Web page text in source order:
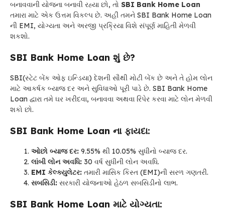
બનાવવાની યોજના બનાવી રહ્યા છો, તો SBI Bank Home Loan
તમારા માટે એક ઉત્તમ વિકલ્પ છે. અહીં તમને SBI Bank Home Loan
ની EMI, યોગ્યતા અને અરજી પ્રક્રિયા વિશે સંપૂર્ણ માહિતી મેળવી
શકશો.
SBI Bank Home Loan શું છે?
SBI(સ્ટેટ બેંક ઓફ ઇન્ડિયા) દેશની સૌથી મોટી બેંક છે અને તે હોમ લોન
માટે આકર્ષક બ્યાજ દર અને સુવિધાઓ પૂરી પાડે છે. SBI Bank Home
Loan દ્વારા તમે ઘર ખરીદવા, બનાવવા અથવા રિપેર કરવા માટે લોન મેળવી
શકો છો.
SBI Bank Home Loan ના ફાયદા:
ઓછો બ્યાજ દર: 9.55% થી 10.05% સુધીનો બ્યાજ દર.
લાંબી લોન અવધિ: 30 વર્ષ સુધીની લોન અવધિ.
EMI કેલ્ક્યુલેટર: તમારી માસિક કિસ્ત (EMI)ની સરળ ગણતરી.
સબસિડી: સરકારી યોજનાઓ હેઠળ સબસિડીનો લાભ.
SBI Bank Home Loan માટે યોગ્યતા: